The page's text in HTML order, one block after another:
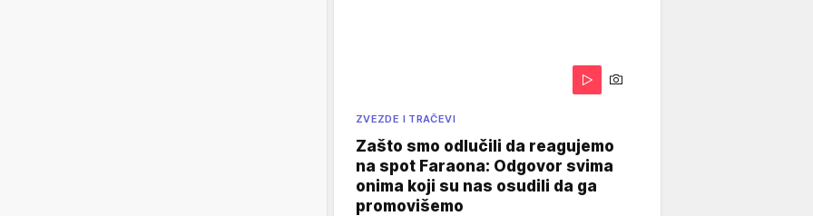
ZVEZDE I TRAČEVI
Zašto smo odlučili da reagujemo
na spot Faraona: Odgovor svima
onima koji su nas osudili da ga
promovišemo